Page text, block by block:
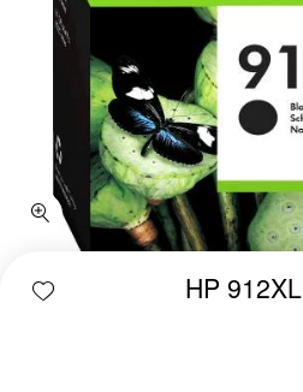
‏ראש דיו שחור מקורי HP 912XL